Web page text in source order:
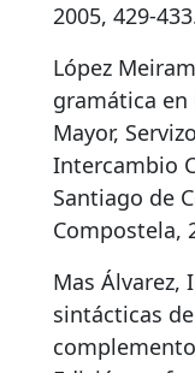
2005, 429-
López
gramática
Mayor,
Intercambio
Santiago de
Compostela,
Mas Álvarez,
sintácticas